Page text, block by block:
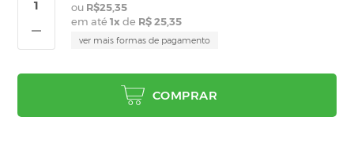
R$25,35
em até1x de R$ 25,35
ver mais formas de pagamento
COMPRAR